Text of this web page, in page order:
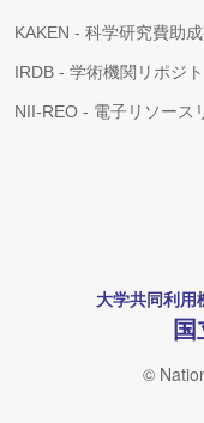
KAKEN - 科学研究費助
IRDB - 学術機関リポジ
NII-REO - 電子リソース
大学共同利用
©